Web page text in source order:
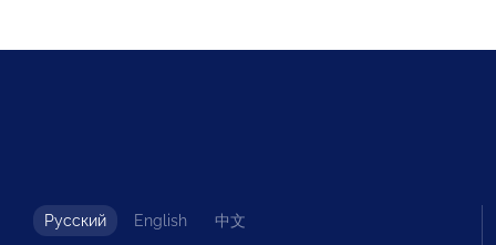
Русский English 中文